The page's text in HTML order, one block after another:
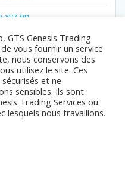
xyz en
GTS Genesis Trading
vous fournir un service
nous conservons des
utilisez le site. Ces
et ne
sensibles. Ils sont
Trading Services ou
lesquels nous travaillons.